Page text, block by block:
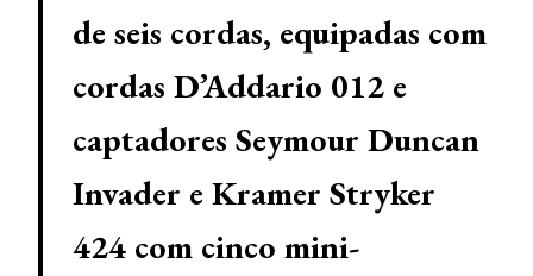
de seis cordas, equipadas com
cordas D’Addario 012 e
captadores Seymour Duncan
Invader e Kramer Stryker
424 com cinco mini-